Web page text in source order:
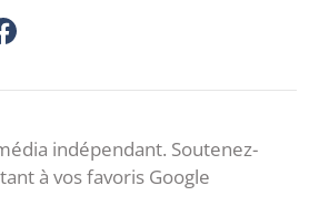
indépendant. Soutenez-
à vos favoris Google